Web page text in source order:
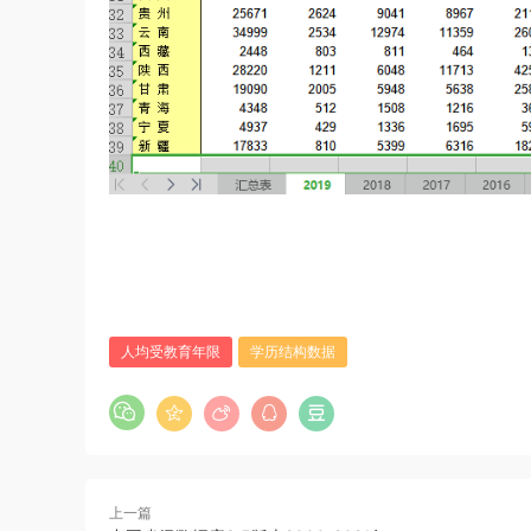
人均受教育年限 学历结构数据
上一篇